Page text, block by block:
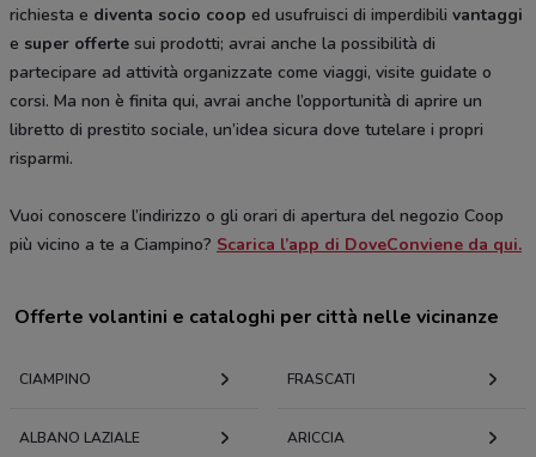
richiesta e diventa socio coop ed usufruisci di imperdibili vantaggi
e super offerte sui prodotti; avrai anche la possibilità di
partecipare ad attività organizzate come viaggi, visite guidate o
corsi. Ma non è finita qui, avrai anche l’opportunità di aprire un
libretto di prestito sociale, un’idea sicura dove tutelare i propri
risparmi.
Vuoi conoscere l’indirizzo o gli orari di apertura del negozio Coop
più vicino a te a Ciampino? Scarica l’app di DoveConviene da qui.
Offerte volantini e cataloghi per città nelle vicinanze
CIAMPINO FRASCATI
ALBANO LAZIALE ARICCIA